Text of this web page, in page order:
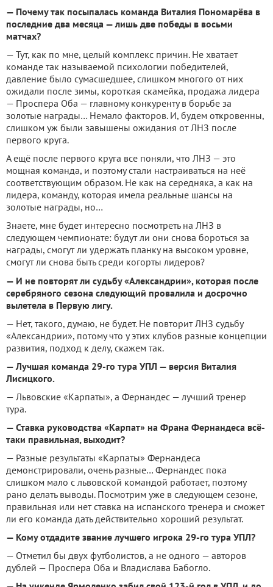
— Почему так посыпалась команда Виталия Пономарёва в
последние два месяца — лишь две победы в восьми
матчах?
— Тут, как по мне, целый комплекс причин. Не хватает
команде так называемой психологии победителей,
давление было сумасшедшее, слишком многого от них
ожидали после зимы, короткая скамейка, продажа лидера
— Проспера Оба — главному конкуренту в борьбе за
золотые награды… Немало факторов. И, будем откровенны,
слишком уж были завышены ожидания от ЛНЗ после
первого круга.
А ещё после первого круга все поняли, что ЛНЗ — это
мощная команда, и поэтому стали настраиваться на неё
соответствующим образом. Не как на середняка, а как на
лидера, команду, которая имела реальные шансы на
золотые награды, но…
Знаете, мне будет интересно посмотреть на ЛНЗ в
следующем чемпионате: будут ли они снова бороться за
награды, смогут ли удержать планку на высоком уровне,
смогут ли снова быть среди когорты лидеров?
— И не повторят ли судьбу «Александрии», которая после
серебряного сезона следующий провалила и досрочно
вылетела в Первую лигу.
— Нет, такого, думаю, не будет. Не повторит ЛНЗ судьбу
«Александрии», потому что у этих клубов разные концепции
развития, подход к делу, скажем так.
— Лучшая команда 29-го тура УПЛ — версия Виталия
Лисицкого.
— Львовские «Карпаты», а Фернандес — лучший тренер
тура.
— Ставка руководства «Карпат» на Франа Фернандеса всё-
таки правильная, выходит?
— Разные результаты «Карпаты» Фернандеса
демонстрировали, очень разные… Фернандес пока
слишком мало с львовской командой работает, поэтому
рано делать выводы. Посмотрим уже в следующем сезоне,
правильная или нет ставка на испанского тренера и сможет
ли его команда дать действительно хороший результат.
— Кому отдадите звание лучшего игрока 29-го тура УПЛ?
— Отметил бы двух футболистов, а не одного — авторов
дублей — Проспера Оба и Владислава Бабогло.